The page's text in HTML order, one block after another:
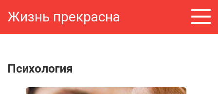
Жизнь прекрасна
Психология